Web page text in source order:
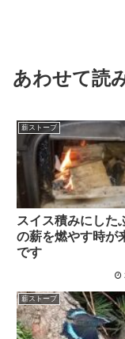
あわせて読
薪ストーブ
スイス積みにした
の薪を燃やす時が
です
薪ストーブ